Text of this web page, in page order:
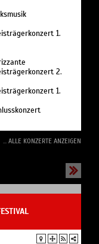
1.
2.
1.
... ALLE KONZERTE ANZEIGEN